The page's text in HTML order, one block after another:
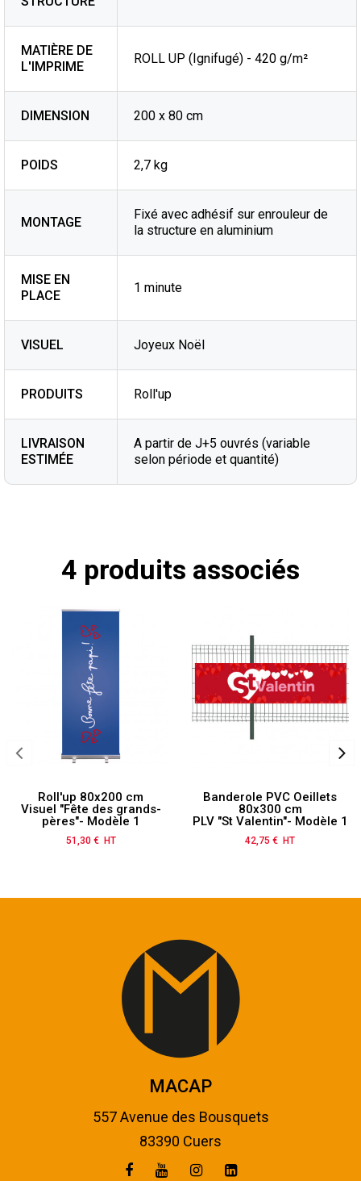
MATIÈRE DE
L'IMPRIME
ROLL UP (Ignifugé) - 420 g/m²
DIMENSION 200 x 80 cm
POIDS 2,7 kg
MONTAGE
Fixé avec adhésif sur enrouleur de
la structure en aluminium
MISE EN
PLACE
1 minute
VISUEL Joyeux Noël
PRODUITS Roll'up
LIVRAISON
ESTIMÉE
A partir de J+5 ouvrés (variable
selon période et quantité)
4 produits associés
Roll'up 80x200 cm
Visuel "Fête des grands-
pères"- Modèle 1
Prix
51,30 € HT
Banderole PVC Oeillets
80x300 cm
PLV "St Valentin"- Modèle 1
Prix
42,75 € HT
MACAP
557 Avenue des Bousquets
83390 Cuers